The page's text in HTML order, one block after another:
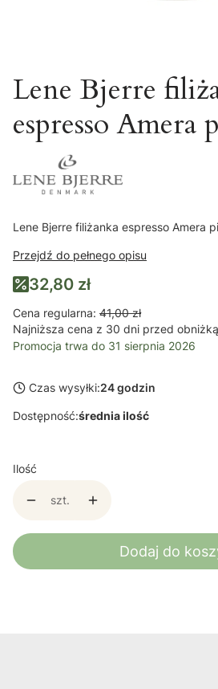
Lene Bjerre
espresso Amera
Lene Bjerre filiżanka espresso Amera
Przejdź do pełnego opisu
32,80 zł
Cena regularna: 41,00 zł
Najniższa cena z 30 dni przed
Promocja trwa do 31 sierpnia 2026
Czas wysyłki:24 godzin
Dostępność:średnia ilość
Ilość
szt.
Dodaj do